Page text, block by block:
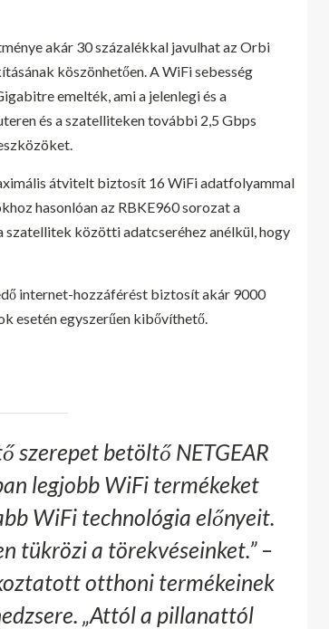
akár 30 százalékkal javulhat az Orbi
köszönhetően. A WiFi sebesség
emelték, ami a jelenlegi és a
és a szatelliteken további 2,5 Gbps
átvitelt biztosít 16 WiFi adatfolyammal
hasonlóan az RBKE960 sorozat a
szatellitek közötti adatcseréhez anélkül, hogy
internet-hozzáférést biztosít akár 9000
esetén egyszerűen kibővíthető.
szerepet betöltő NETGEAR
legjobb WiFi termékeket
WiFi technológia előnyeit.
tükrözi a törekvéseinket.” –
otthoni termékeinek
„Attól a pillanattól